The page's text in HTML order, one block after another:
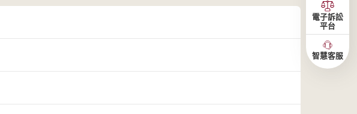
電子訴訟
平台
智慧客服